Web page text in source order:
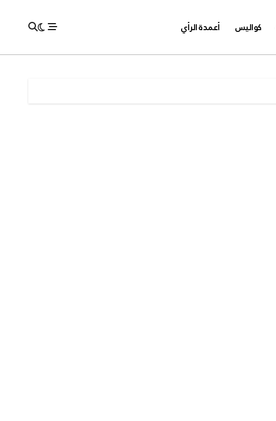
كواليس أعمدة الرأي